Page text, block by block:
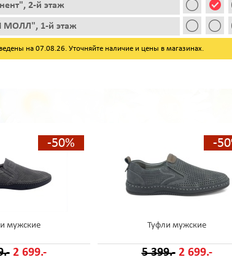
2-й этаж
МОЛЛ", 1-й этаж
на 07.08.26. Уточняйте наличие и цены в магазинах.
-50%
мужские
2 699.-
-
Туфли мужские
5 399.- 2 699.-